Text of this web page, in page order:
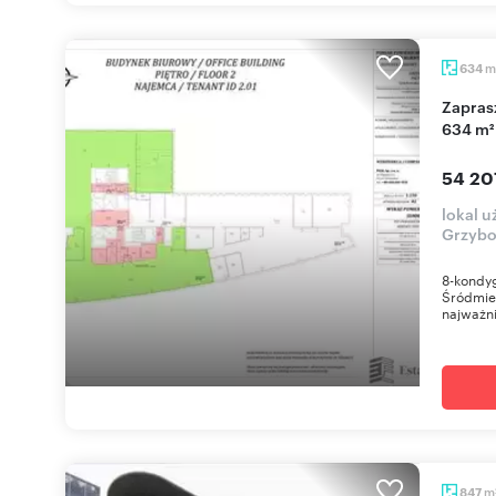
634 m
Zapraszam do wynajmu nowoczesnego biurowca
634
54
lokal
8-
847 m